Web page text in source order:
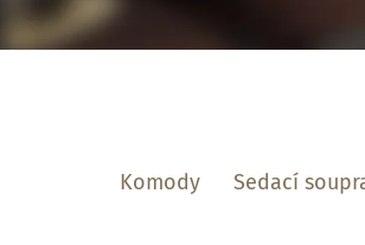
Komody Sedací